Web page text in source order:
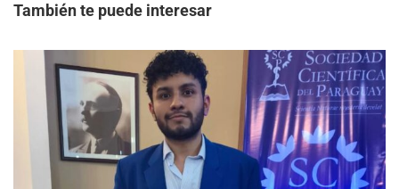
También te puede interesar